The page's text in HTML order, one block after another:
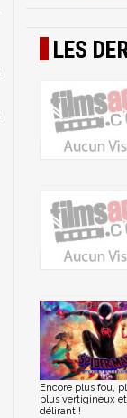
LES
Encore plus fou,
plus vertigineux
délirant !